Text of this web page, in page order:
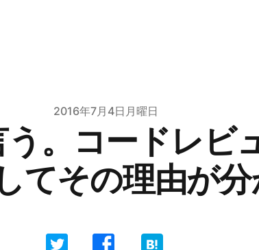
2016年7月4日月曜日
。コードレビ
てその理由が